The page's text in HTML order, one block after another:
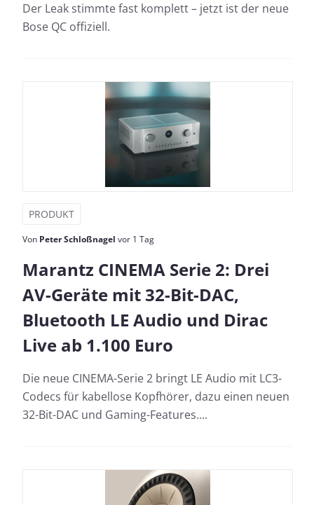
Der Leak stimmte fast komplett – jetzt ist der neue
Bose QC offiziell.
PRODUKT
Von Peter Schloßnagel vor 1 Tag
Marantz CINEMA Serie 2: Drei
AV-Geräte mit 32-Bit-DAC,
Bluetooth LE Audio und Dirac
Live ab 1.100 Euro
Die neue CINEMA-Serie 2 bringt LE Audio mit LC3-
Codecs für kabellose Kopfhörer, dazu einen neuen
32-Bit-DAC und Gaming-Features....